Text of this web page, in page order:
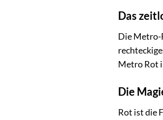
Das
Die Metro-
Metro Rot
Die
Rot ist die